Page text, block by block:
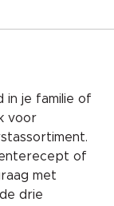
in je familie of
voor
of
met
drie